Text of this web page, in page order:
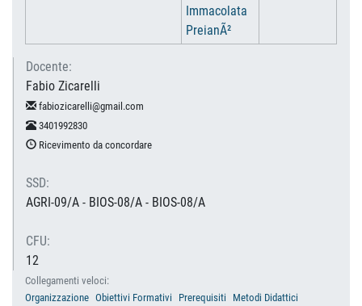
Immacolata
PreianÃ²
Docente:
Fabio Zicarelli
fabiozicarelli@gmail.com
3401992830
Ricevimento da concordare
SSD:
AGRI-09/A - BIOS-08/A - BIOS-08/A
CFU:
12
Collegamenti veloci:
Organizzazione Obiettivi Formativi Prerequisiti
Metodi Didattici